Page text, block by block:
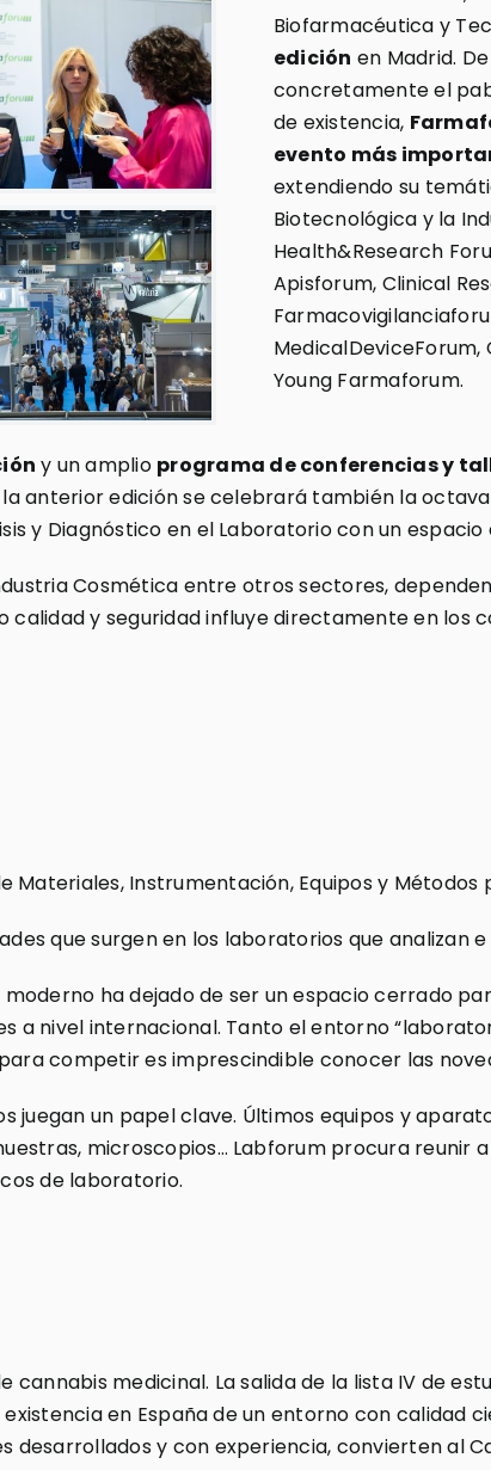
Biofarmacéutica y
edición en Madrid.
concretamente el
de existencia,
evento más
extendiendo su
Biotecnológica y la
Health&Research
Apisforum, Clinical
Young Farmaforum.
y un amplio programa de conferencias y
anterior edición se celebrará también la
y Diagnóstico en el Laboratorio con un espacio
Cosmética entre otros sectores,
y seguridad influye directamente en los
Instrumentación, Equipos y Métodos
que surgen en los laboratorios que analizan e
ha dejado de ser un espacio cerrado
a nivel internacional. Tanto el entorno
competir es imprescindible conocer las
juegan un papel clave. Últimos equipos y
microscopios… Labforum procura reunir
de laboratorio.
cannabis medicinal. La salida de la lista IV de
en España de un entorno con calidad
y con experiencia, convierten al